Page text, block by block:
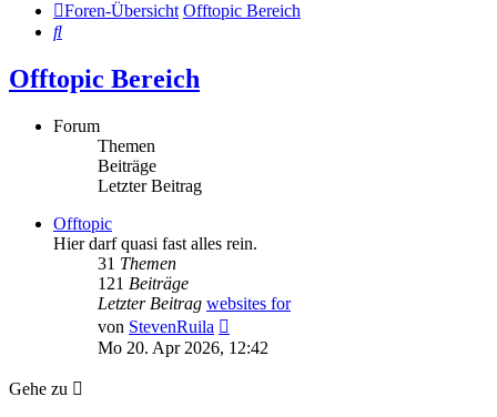
Foren-Übersicht Offtopic Bereich
Suche
Offtopic Bereich
Forum
Themen
Beiträge
Letzter Beitrag
Offtopic
Hier darf quasi fast alles rein.
31 Themen
121 Beiträge
Letzter Beitrag websites for
von StevenRuila
Beitrag
Mo 20. Apr 2026, 12:42
Gehe zu